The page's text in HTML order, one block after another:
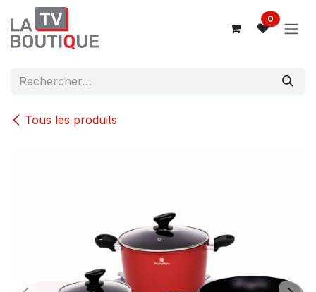
Se rendre au contenu
0
Tous les produits